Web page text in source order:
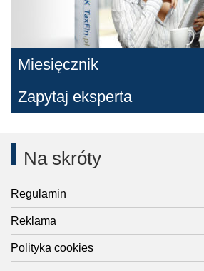
Miesięcznik
Zapytaj eksperta
Na skróty
Regulamin
Reklama
Polityka cookies